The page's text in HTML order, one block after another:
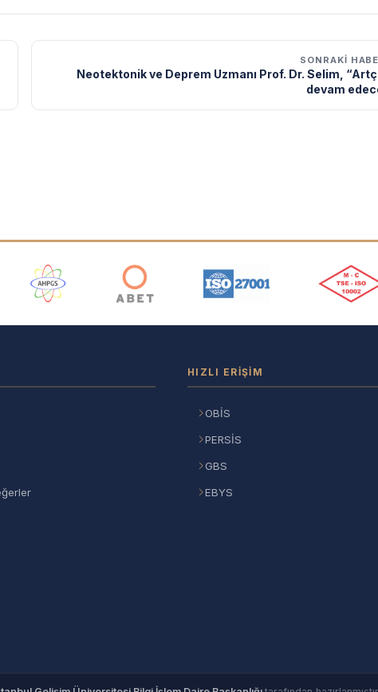
SONRAKI
Neotektonik ve Deprem Uzmanı Prof. Dr. Selim,
devam
HIZLI ERIŞIM
OBİS
PERSİS
GBS
EBYS